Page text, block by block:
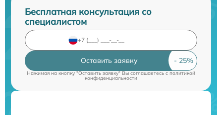
Бесплатная консультация со
специалистом
Оставить заявку
Нажимая на кнопку "Оставить заявку" Вы соглашаетесь cполитикой
конфиденциальности